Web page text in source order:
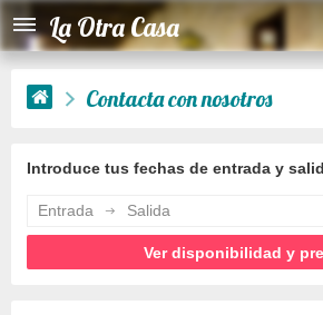
La Otra Casa
Contacta con nosotros
Introduce tus fechas de entrada y
Entrada Salida